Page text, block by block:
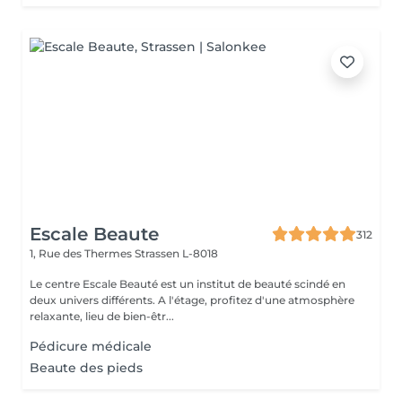
Escale Beaute
312
1, Rue des Thermes Strassen L-8018
Le centre Escale Beauté est un institut de beauté scindé en
deux univers différents. A l'étage, profitez d'une atmosphère
relaxante, lieu de bien-êtr...
Pédicure médicale
Beaute des pieds